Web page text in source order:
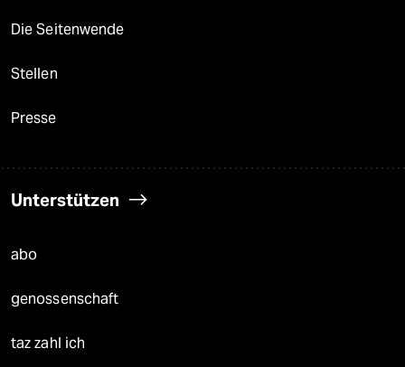
Die Seitenwende
Stellen
Presse
Unterstützen
abo
genossenschaft
taz zahl ich